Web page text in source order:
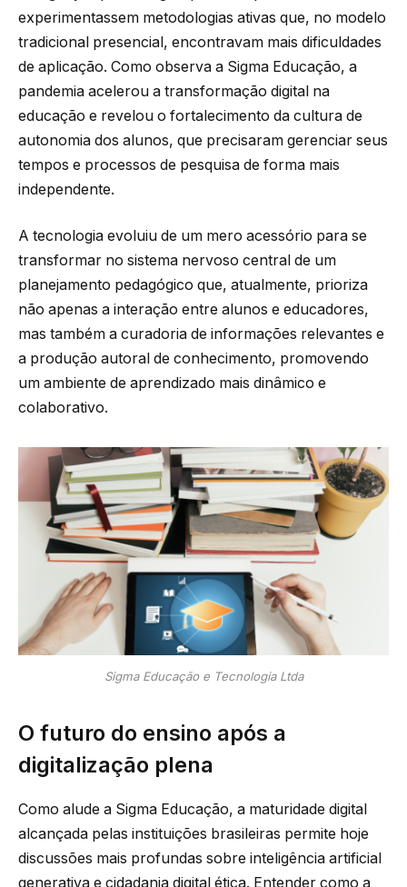
experimentassem metodologias ativas que, no modelo
tradicional presencial, encontravam mais dificuldades
de aplicação. Como observa a Sigma Educação, a
pandemia acelerou a transformação digital na
educação e revelou o fortalecimento da cultura de
autonomia dos alunos, que precisaram gerenciar seus
tempos e processos de pesquisa de forma mais
independente.
A tecnologia evoluiu de um mero acessório para se
transformar no sistema nervoso central de um
planejamento pedagógico que, atualmente, prioriza
não apenas a interação entre alunos e educadores,
mas também a curadoria de informações relevantes e
a produção autoral de conhecimento, promovendo
um ambiente de aprendizado mais dinâmico e
colaborativo.
Sigma Educação e Tecnologia Ltda
O futuro do ensino após a
digitalização plena
Como alude a Sigma Educação, a maturidade digital
alcançada pelas instituições brasileiras permite hoje
discussões mais profundas sobre inteligência artificial
generativa e cidadania digital ética. Entender como a